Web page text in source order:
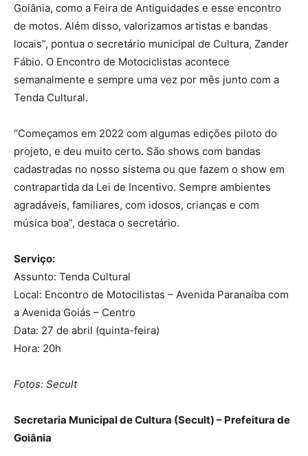
Goiânia, como a Feira de Antiguidades e esse encontro
de motos. Além disso, valorizamos artistas e bandas
locais”, pontua o secretário municipal de Cultura, Zander
Fábio. O Encontro de Motociclistas acontece
semanalmente e sempre uma vez por mês junto com a
Tenda Cultural.
“Começamos em 2022 com algumas edições piloto do
projeto, e deu muito certo. São shows com bandas
cadastradas no nosso sistema ou que fazem o show em
contrapartida da Lei de Incentivo. Sempre ambientes
agradáveis, familiares, com idosos, crianças e com
música boa”, destaca o secretário.
Serviço:
Assunto: Tenda Cultural
Local: Encontro de Motocilistas – Avenida Paranaíba com
a Avenida Goiás – Centro
Data: 27 de abril (quinta-feira)
Hora: 20h
Fotos: Secult
Secretaria Municipal de Cultura (Secult) – Prefeitura de
Goiânia